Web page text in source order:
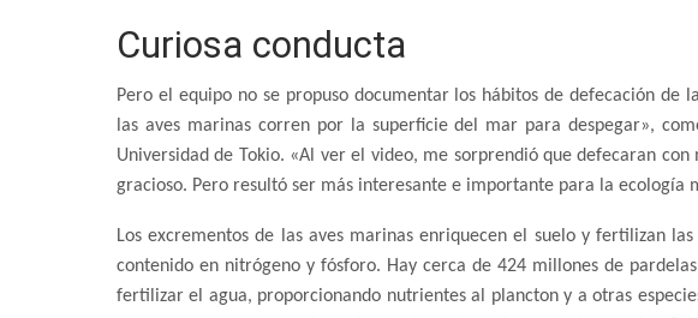
Curiosa conducta
Pero el equipo no se propuso documentar los hábitos de defecación de
las aves marinas corren por la superficie del mar para despegar»,
Universidad de Tokio. «Al ver el video, me sorprendió que defecaran
gracioso. Pero resultó ser más interesante e importante para la ecología
Los excrementos de las aves marinas enriquecen el suelo y fertilizan
contenido en nitrógeno y fósforo. Hay cerca de 424 millones de
fertilizar el agua, proporcionando nutrientes al plancton y a otras